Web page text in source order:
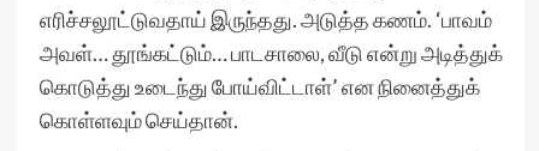
எரிச்சலூட்டுவதாய் இருந்தது. அடுத்த கணம். ‘பாவம்
அவள்… தூங்கட்டும்… பாடசாலை, வீடு என்று அடித்துக்
கொடுத்து உடைந்து போய்விட்டாள்’ என நினைத்துக்
கொள்ளவும் செய்தான்.